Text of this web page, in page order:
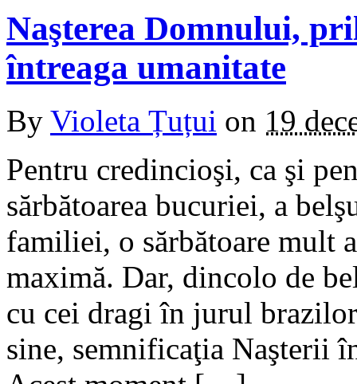
Naşterea Domnului,
întreaga umanitate
By Violeta Țuțui on 19
Pentru credincioşi, ca şi
sărbătoarea bucuriei, a
familiei, o sărbătoare mult
maximă. Dar, dincolo de
cu cei dragi în jurul
sine, semnificaţia Naşterii